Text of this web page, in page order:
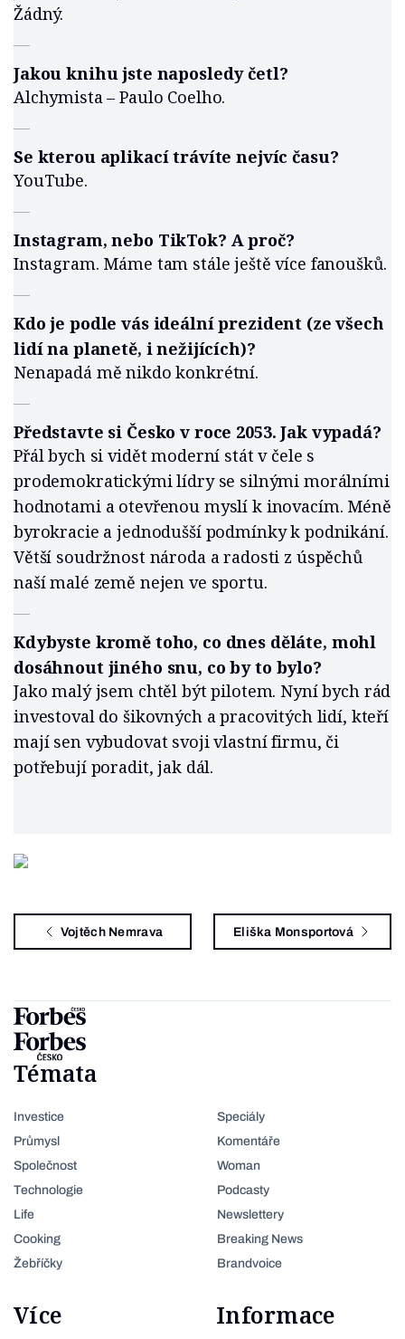
Žádný.
—
Jakou knihu jste naposledy četl?
Alchymista – Paulo Coelho.
—
Se kterou aplikací trávíte nejvíc času?
YouTube.
—
Instagram, nebo TikTok? A proč?
Instagram. Máme tam stále ještě více fanoušků.
—
Kdo je podle vás ideální prezident (ze všech
lidí na planetě, i nežijících)?
Nenapadá mě nikdo konkrétní.
—
Představte si Česko v roce 2053. Jak vypadá?
Přál bych si vidět moderní stát v čele s
prodemokratickými lídry se silnými morálními
hodnotami a otevřenou myslí k inovacím. Méně
byrokracie a jednodušší podmínky k podnikání.
Větší soudržnost národa a radosti z úspěchů
naší malé země nejen ve sportu.
—
Kdybyste kromě toho, co dnes děláte, mohl
dosáhnout jiného snu, co by to bylo?
Jako malý jsem chtěl být pilotem. Nyní bych rád
investoval do šikovných a pracovitých lidí, kteří
mají sen vybudovat svoji vlastní firmu, či
potřebují poradit, jak dál.
Vojtěch Nemrava Eliška Monsportová
Témata
Investice
Průmysl
Společnost
Technologie
Life
Cooking
Žebříčky
Speciály
Komentáře
Woman
Podcasty
Newslettery
Breaking News
Brandvoice
Více Informace